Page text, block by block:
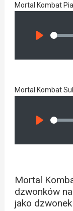
Mortal Kombat
Seek
Mortal Kombat
Seek
Mortal
dzwonków
jako